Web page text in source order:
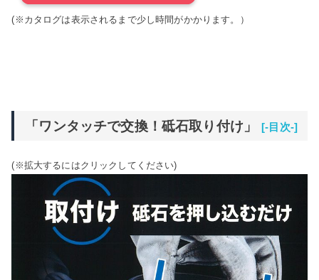
(※カタログは表示されるまで少し時間がかかります。）
「ワンタッチで交換！砥石取り付け」 [-目次-]
(※拡大するにはクリックしてください)